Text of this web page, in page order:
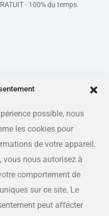
possible, nous
les cookies pour
de votre appareil.
vous nous autorisez à
comportement de
sur ce site. Le
peut affecter
- 100% du temps.
J1L 1K1